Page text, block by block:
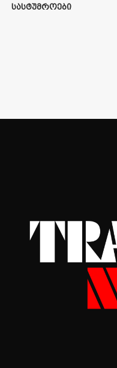
სასტუმროები